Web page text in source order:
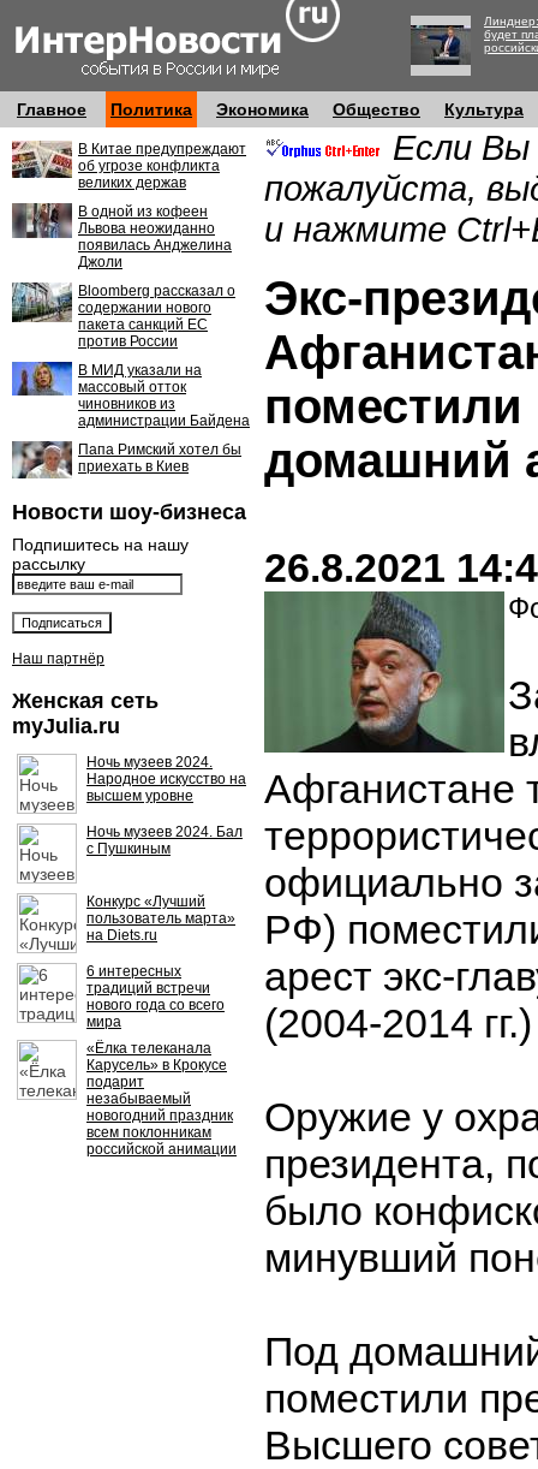
будет
Главное Политика Экономика Общество Культура
В Китае предупреждают
об угрозе конфликта
великих держав
В одной из кофеен
Львова неожиданно
появилась Анджелина
Джоли
Bloomberg рассказал о
содержании нового
пакета санкций ЕС
против России
В МИД указали на
массовый отток
чиновников из
администрации Байдена
Папа Римский хотел бы
приехать в Киев
Новости шоу-бизнеса
Подпишитесь на нашу
рассылку
Наш партнёр
Женская сеть
myJulia.ru
Ночь музеев 2024.
Народное искусство на
высшем уровне
Ночь музеев 2024. Бал
с Пушкиным
Конкурс «Лучший
пользователь марта»
на Diets.ru
6 интересных
традиций встречи
нового года со всего
мира
«Ёлка телеканала
Карусель» в Крокусе
подарит
незабываемый
новогодний праздник
всем поклонникам
российской анимации
Если Вы
пожалуйста,
и нажмите
Экс-
поместили
домашний
26.8.2021
Афганистане
официально
РФ)
арест экс-
(2004-2014
Оружие у
президента,
было
минувший
Под
поместили
Высшего